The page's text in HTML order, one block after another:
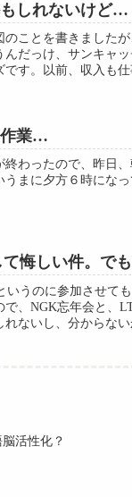
しれないけど…
ことを書きました
だっけ、サンキャ
です。以前、収入も
作業…
わったので、昨日
まに夕方６時にな
悔しい件。で
いうのに参加させて
、NGK忘年会と、
ないし、分からな
活性化？